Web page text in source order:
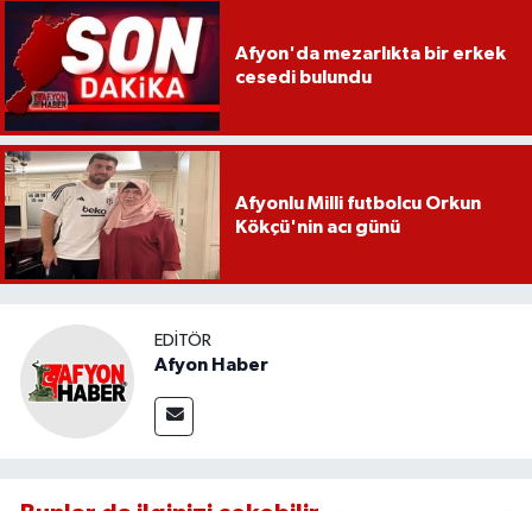
Afyon'da mezarlıkta bir erkek
cesedi bulundu
Afyonlu Milli futbolcu Orkun
Kökçü'nin acı günü
EDITÖR
Afyon Haber